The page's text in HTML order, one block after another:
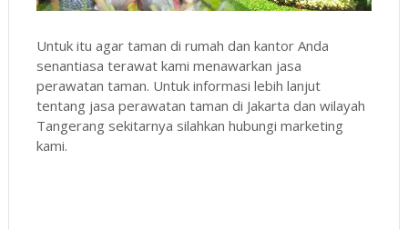
Untuk itu agar taman di rumah dan kantor Anda
senantiasa terawat kami menawarkan jasa
perawatan taman. Untuk informasi lebih lanjut
tentang jasa perawatan taman di Jakarta dan wilayah
Tangerang sekitarnya silahkan hubungi marketing
kami.